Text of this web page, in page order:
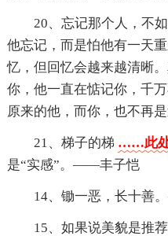
20、忘记那个人，不
他忘记，而是怕他有一天
忆，但回忆会越来越清晰
你，他一直在惦记你，千
原来的他，而你，也不再是
21、梯子的梯 ……此
是“实感”。——丰子恺
14、锄一恶，长十善
15、如果说美貌是推